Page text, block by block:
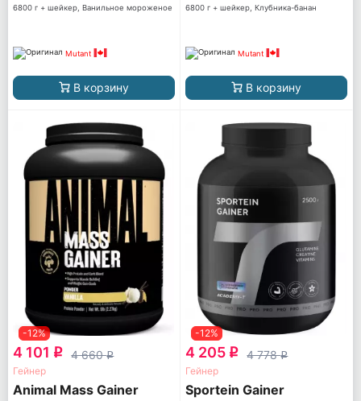
6800 г + шейкер, Ванильное мороженое
Mutant
В корзину
6800 г + шейкер, Клубника-банан
Mutant
В корзину
-12%
4 101 q 4 660q
Гейнер
Animal Mass Gainer
-12%
4 205 q 4 778q
Гейнер
Sportein Gainer